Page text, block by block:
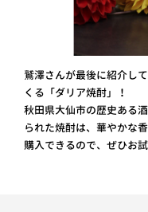
鷲澤さんが最後に紹介し
くる「ダリア焼酎」！
秋田県大仙市の歴史ある
られた焼酎は、華やかな
購入できるので、ぜひお